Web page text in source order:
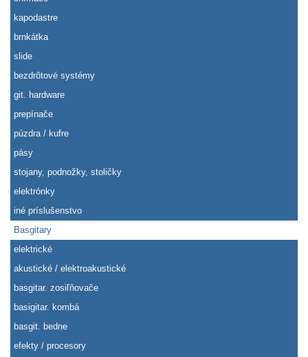
kapodastre
brnkátka
slide
bezdrôtové systémy
git. hardware
prepínače
púzdra / kufre
pásy
stojany, podnožky, stoličky
elektrónky
iné príslušenstvo
Basgitary
elektrické
akustické / elektroakustické
basgitar. zosiľňovače
basigitar. kombá
basgit. bedne
efekty / procesory